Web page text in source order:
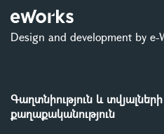
Design and development by e-
Գաղտնիություն և
քաղաքականություն